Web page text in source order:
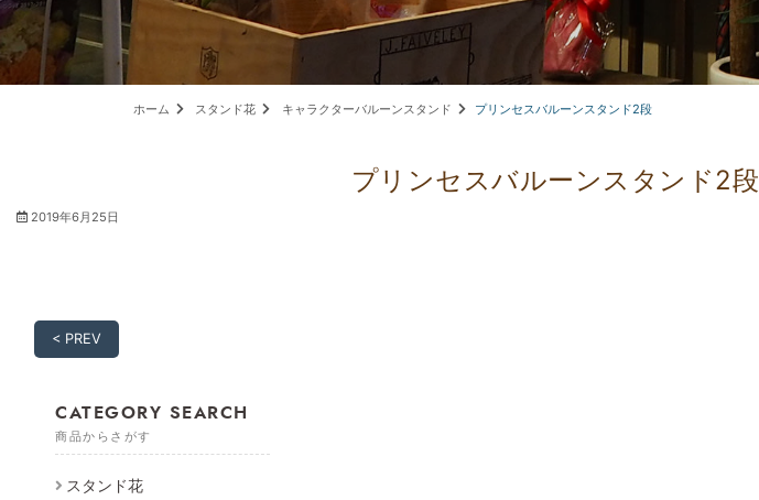
ホーム スタンド花 キャラクターバルーンスタンド プリンセスバルーンスタンド2段
プリンセスバルーンスタンド2段
2019年6月25日
< PREV
CATEGORY SEARCH
商品からさがす
スタンド花